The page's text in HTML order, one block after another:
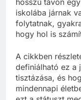
hosszú távon
iskolába járnak
folytatnak,
hogy hol is
A cikkben
definiálható ez a
tisztázása, és
mindennapi